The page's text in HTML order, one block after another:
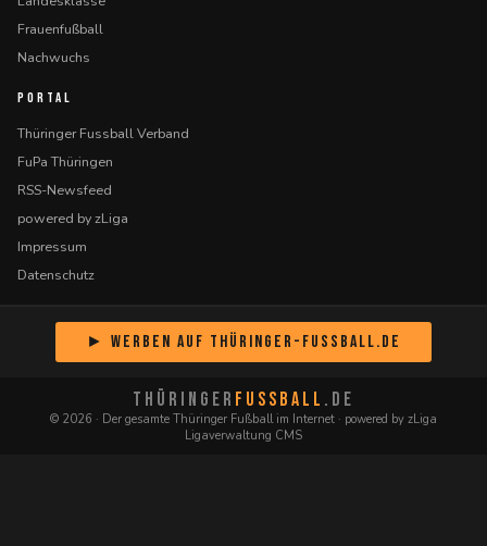
Frauenfußball
Nachwuchs
PORTAL
Thüringer Fussball Verband
FuPa Thüringen
RSS-Newsfeed
powered by zLiga
Impressum
Datenschutz
► Werben auf Thüringer-Fussball.de
THÜRINGER FUSSBALL .DE
© 2026 · Der gesamte Thüringer Fußball im Internet · powered by zLiga
Ligaverwaltung CMS